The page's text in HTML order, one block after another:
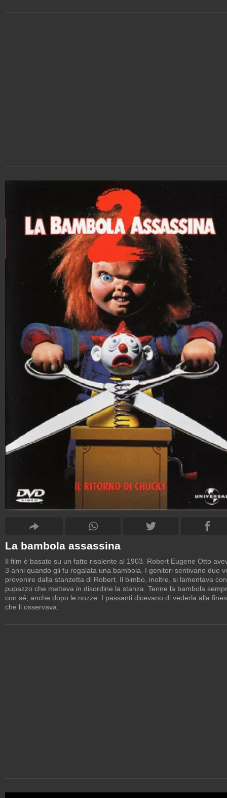
La bambola assassina
Il film è basato su un fatto risalente al 1903. Robert Eugene Otto
3 anni quando gli fu regalata una bambola. I genitori sentivano due
provenire dalla stanzetta di Robert. Il bimbo, inoltre, si lamentava
pupazzo che metteva in disordine la stanza. Tenne la bambola
con sé, anche dopo le nozze. I passanti dicevano di vederla alla
che li osservava.